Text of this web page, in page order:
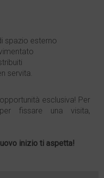
spazio esterno
servita.
esclusiva! Per
fissare una visita,
inizio ti aspetta!